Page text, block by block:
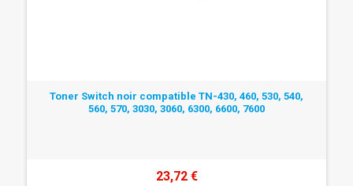
Toner Switch noir compatible TN-430, 460, 530, 540,
560, 570, 3030, 3060, 6300, 6600, 7600
23,72 €